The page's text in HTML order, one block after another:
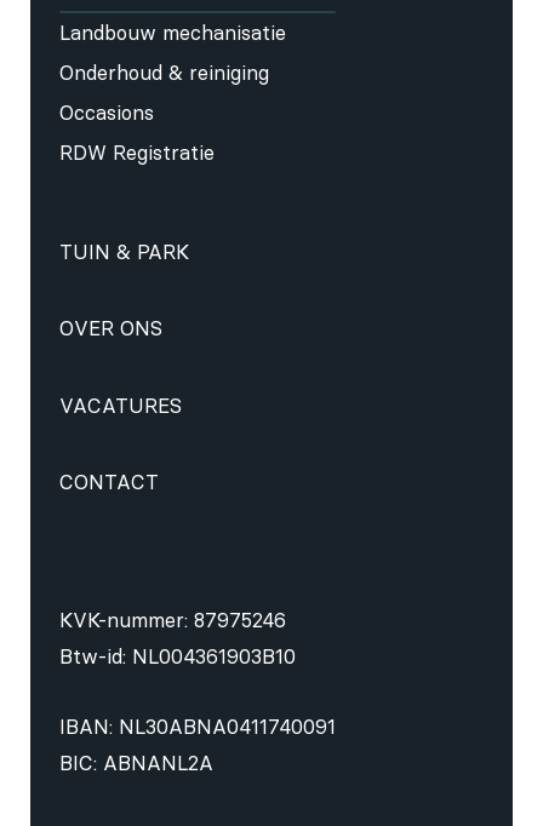
Landbouw mechanisatie
Onderhoud & reiniging
Occasions
RDW Registratie
TUIN & PARK
OVER ONS
VACATURES
CONTACT
KVK-nummer: 87975246
Btw-id: NL004361903B10
IBAN: NL30ABNA0411740091
BIC: ABNANL2A